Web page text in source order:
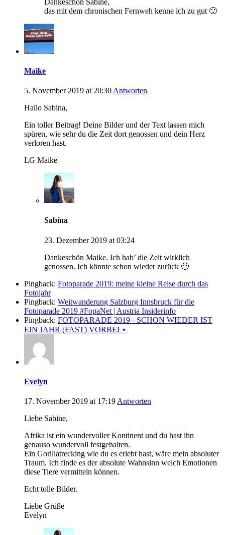
das mit dem chronischen Fernweh kenne ich zu gut 🙂
Maike
5. November 2019 at 20:30 Antworten
Hallo Sabina,
Ein toller Beitrag! Deine Bilder und der Text lassen mich
spüren, wie sehr du die Zeit dort genossen und dein Herz
verloren hast.
LG Maike
Sabina
23. Dezember 2019 at 03:24
Dankeschön Maike. Ich hab’ die Zeit wirklich
genossen. Ich könnte schon wieder zurück 🙂
Pingback: Fotoparade 2019: meine kleine Reise durch das
Fotojahr
Pingback: Weitwanderung Salzburg Innsbruck für die
Fotoparade 2019 #FopaNet | Austria Insiderinfo
Pingback: FOTOPARADE 2019 - SCHON WIEDER IST
EIN JAHR (FAST) VORBEI ⋆
Evelyn
17. November 2019 at 17:19 Antworten
Liebe Sabine,
Afrika ist ein wundervoller Kontinent und du hast ihn
genauso wundervoll festgehalten.
Ein Gorillatrecking wie du es erlebt hast, wäre mein absoluter
Traum. Ich finde es der absolute Wahnsinn welch Emotionen
diese Tiere vermitteln können.
Echt tolle Bilder.
Liebe Grüße
Evelyn